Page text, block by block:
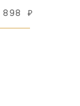
898 ₽